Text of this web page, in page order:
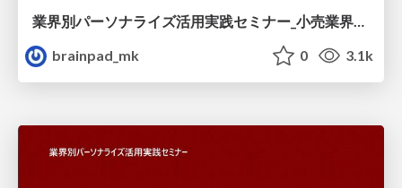
業界別パーソナライズ活用実践セミナー_小売業界vol.2_大手ドラッグストア様事例.pdf
brainpad_mk
0 3.1k